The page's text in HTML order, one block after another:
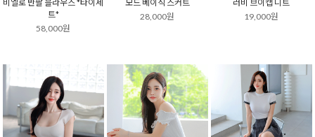
비엘로 반팔 블라우스 *타이세
트*
58,000원
모드 베이직 스커트
28,000원
러비 브이캡 니트
19,000원